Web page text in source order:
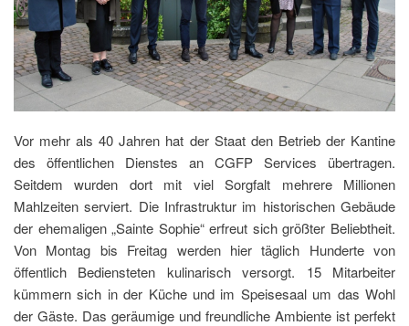
Vor mehr als 40 Jahren hat der Staat den Betrieb der Kantine
des öffentlichen Dienstes an CGFP Services übertragen.
Seitdem wurden dort mit viel Sorgfalt mehrere Millionen
Mahlzeiten serviert. Die Infrastruktur im historischen Gebäude
der ehemaligen „Sainte Sophie“ erfreut sich größter Beliebtheit.
Von Montag bis Freitag werden hier täglich Hunderte von
öffentlich Bediensteten kulinarisch versorgt. 15 Mitarbeiter
kümmern sich in der Küche und im Speisesaal um das Wohl
der Gäste. Das geräumige und freundliche Ambiente ist perfekt